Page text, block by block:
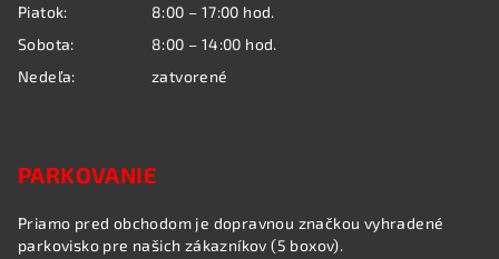
Piatok:
8:00 – 17:00 hod.
Sobota:
8:00 – 14:00 hod.
Nedeľa:
zatvorené
PARKOVANIE
Priamo pred obchodom je dopravnou značkou vyhradené
parkovisko pre našich zákazníkov (5 boxov).